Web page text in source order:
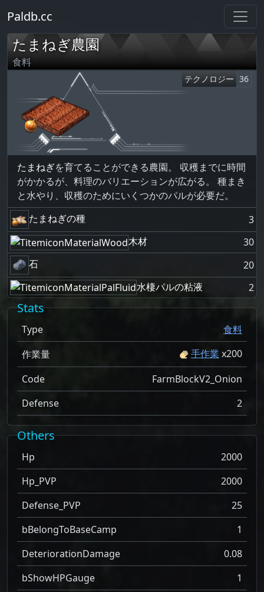
Paldb.cc
たまねぎ農園
食料
テクノロジー 36
たまねぎを育てることができる農園。 収穫までに時間
がかかるが、料理のバリエーションが広がる。 種まき
と水やり、収穫のためにいくつかのパルが必要だ。
たまねぎの種
3
木材
30
石
20
水棲パルの粘液
2
Stats
Type
食料
作業量
手作業 x200
Code
FarmBlockV2_Onion
Defense
2
Others
Hp
2000
Hp_PVP
2000
Defense_PVP
25
bBelongToBaseCamp
1
DeteriorationDamage
0.08
bShowHPGauge
1